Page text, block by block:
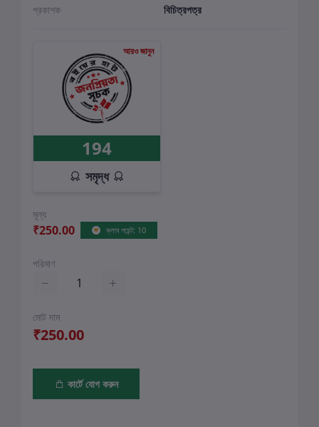
প্রকাশক
বিচিত্রপত্র
আরও জানুন
194
সমৃদ্ধ
মূল্য
₹250.00 ক্লাব পয়েন্ট: 10
পরিমাণ
মোট দাম
₹250.00
কার্টে যোগ করুন